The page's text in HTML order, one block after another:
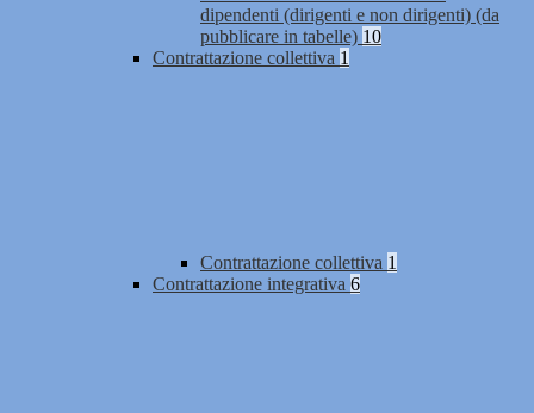
dipendenti (dirigenti e non dirigenti) (da
pubblicare in tabelle) 10
Contrattazione collettiva 1
Contrattazione collettiva 1
Contrattazione integrativa 6